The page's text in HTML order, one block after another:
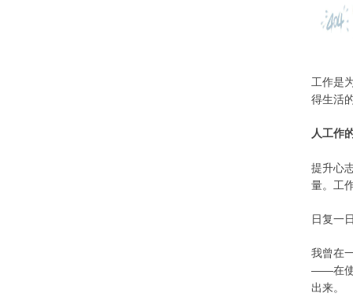
工作是
得生活
人工作
提升心
量。 工
日复一
我曾在
——在使
出来。